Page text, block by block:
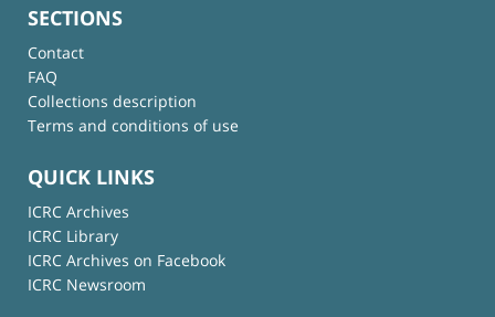
SECTIONS
Contact
FAQ
Collections description
Terms and conditions of use
QUICK LINKS
ICRC Archives
ICRC Library
ICRC Archives on Facebook
ICRC Newsroom